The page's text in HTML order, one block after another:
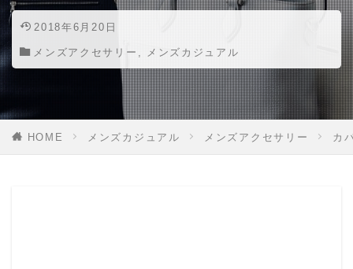
2018年6月20日
メンズアクセサリー , メンズカジュアル
HOME メンズカジュアル メンズアクセサリー カ